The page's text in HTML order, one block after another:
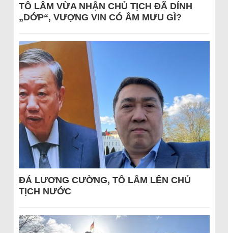
TÔ LÂM VỪA NHẬN CHỦ TỊCH ĐÃ DÍNH
„DỚP“, VƯỢNG VIN CÓ ÂM MƯU GÌ?
ĐÁ LƯƠNG CƯỜNG, TÔ LÂM LÊN CHỦ
TỊCH NƯỚC